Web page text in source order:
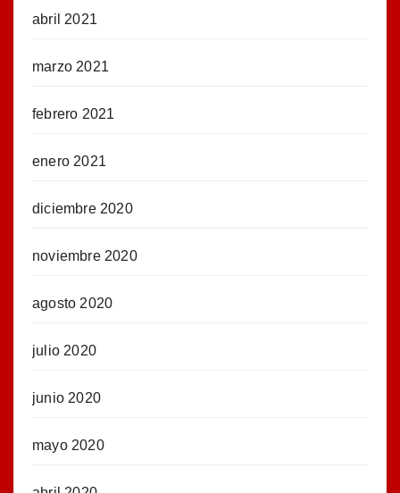
abril 2021
marzo 2021
febrero 2021
enero 2021
diciembre 2020
noviembre 2020
agosto 2020
julio 2020
junio 2020
mayo 2020